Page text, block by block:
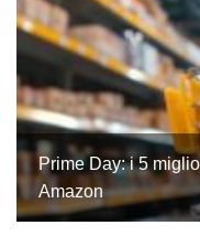
Prime Day: i 5
Amazon